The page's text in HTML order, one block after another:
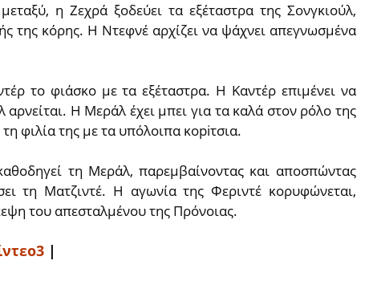
η Ζεχρά ξοδεύει τα εξέταστρα της Σονγκιούλ,
της κόρης. Η Ντεφνέ αρχίζει να ψάχνει απεγνωσμένα
το φιάσκο με τα εξέταστρα. Η Καντέρ επιμένει να
Η Μεράλ έχει μπει για τα καλά στον ρόλο της
φιλία της με τα υπόλοιπα κopiτσια.
τη Μεράλ, παρεμβαίνοντας και αποσπώντας
τη Ματζιντέ. Η αγωνία της Φεριντέ κορυφώνεται,
του απεσταλμένου της Πρόνοιας.
|